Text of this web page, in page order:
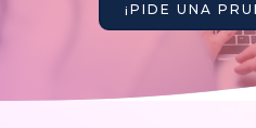
¡PIDE UNA